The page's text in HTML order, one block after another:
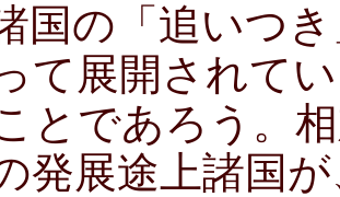
国の「追いつ
て展開されて
とであろう。
発展途上諸国